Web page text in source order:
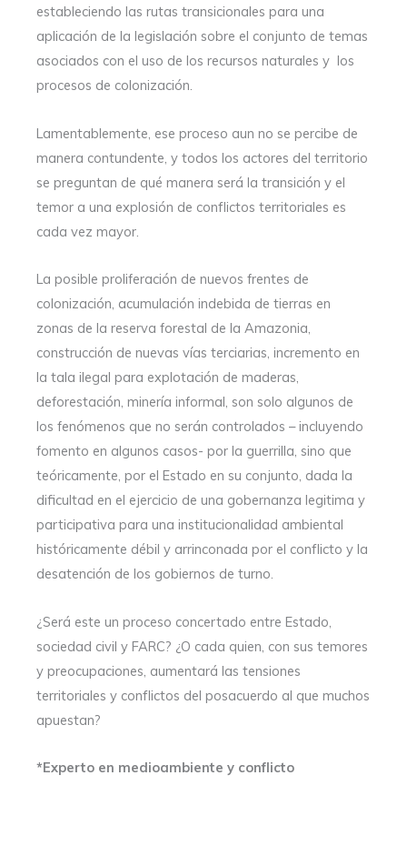
estableciendo las rutas transicionales para una
aplicación de la legislación sobre el conjunto de temas
asociados con el uso de los recursos naturales y los
procesos de colonización.
Lamentablemente, ese proceso aun no se percibe de
manera contundente, y todos los actores del territorio
se preguntan de qué manera será la transición y el
temor a una explosión de conflictos territoriales es
cada vez mayor.
La posible proliferación de nuevos frentes de
colonización, acumulación indebida de tierras en
zonas de la reserva forestal de la Amazonia,
construcción de nuevas vías terciarias, incremento en
la tala ilegal para explotación de maderas,
deforestación, minería informal, son solo algunos de
los fenómenos que no serán controlados – incluyendo
fomento en algunos casos- por la guerrilla, sino que
teóricamente, por el Estado en su conjunto, dada la
dificultad en el ejercicio de una gobernanza legitima y
participativa para una institucionalidad ambiental
históricamente débil y arrinconada por el conflicto y la
desatención de los gobiernos de turno.
¿Será este un proceso concertado entre Estado,
sociedad civil y FARC? ¿O cada quien, con sus temores
y preocupaciones, aumentará las tensiones
territoriales y conflictos del posacuerdo al que muchos
apuestan?
*Experto en medioambiente y conflicto